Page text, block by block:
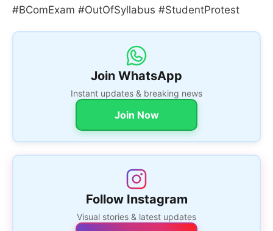
#BComExam #OutOfSyllabus #StudentProtest
Join WhatsApp
Instant updates & breaking news
Join Now
Follow Instagram
Visual stories & latest updates